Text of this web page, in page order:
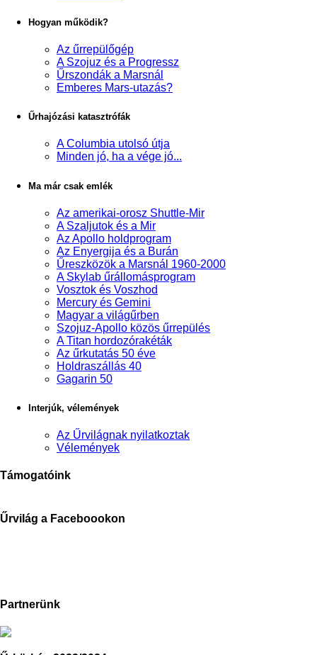
Hogyan működik?
Az űrrepülőgép
A Szojuz és a Progressz
Űrszondák a Marsnál
Emberes Mars-utazás?
Űrhajózási katasztrófák
A Columbia utolsó útja
Minden jó, ha a vége jó...
Ma már csak emlék
Az amerikai-orosz Shuttle-Mir
A Szaljutok és a Mir
Az Apollo holdprogram
Az Enyergija és a Burán
Űreszközök a Marsnál 1960-2000
A Skylab űrállomásprogram
Vosztok és Voszhod
Mercury és Gemini
Magyar a világűrben
Szojuz-Apollo közös űrrepülés
A Titan hordozórakéták
Az űrkutatás 50 éve
Holdraszállás 40
Gagarin 50
Interjúk, vélemények
Az Űrvilágnak nyilatkoztak
Vélemények
Támogatóink
Űrvilág a Faceboookon
Partnerünk